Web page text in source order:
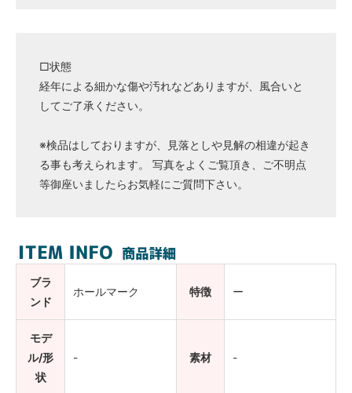
□状態
経年による細かな傷や汚れなどありますが、風合いと
してご了承ください。
※検品はしておりますが、見落としや見解の相違が起き
る事も考えられます。 写真をよくご覧頂き、ご不明点
等御座いましたらお気軽にご質問下さい。
ブラ
ンド
ホールマーク 特徴 ー
モデ
ル/形
状
- 素材 -